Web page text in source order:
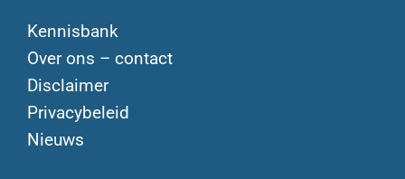
Kennisbank
Over ons – contact
Disclaimer
Privacybeleid
Nieuws